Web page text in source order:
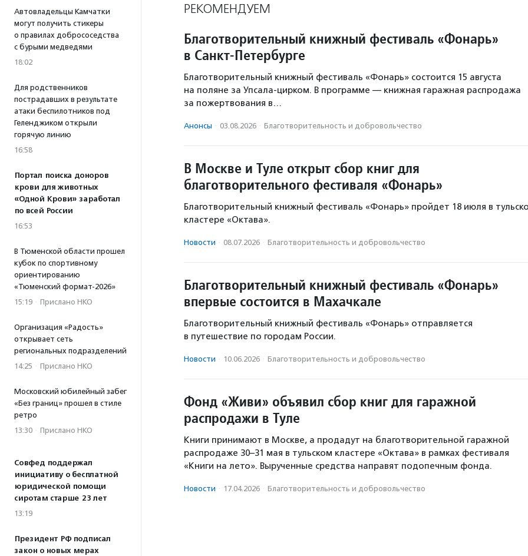
Автовладельцы Камчатки
могут получить стикеры
о правилах добрососедства
с бурыми медведями
18:02
Для родственников
пострадавших в результате
атаки беспилотников под
Геленджиком открыли
горячую линию
16:58
Портал поиска доноров
крови для животных
«Одной Крови» заработал
по всей России
16:53
В Тюменской области прошел
кубок по спортивному
ориентированию
«Тюменский формат-2026»
15:19 · Прислано НКО
Организация «Радость»
открывает сеть
региональных подразделений
14:25 · Прислано НКО
Московский юбилейный забег
«Без границ» прошел в стиле
ретро
13:30 · Прислано НКО
Совфед поддержал
инициативу о бесплатной
юридической помощи
сиротам старше 23 лет
13:19
Президент РФ подписал
закон о новых мерах
РЕКОМЕНДУЕМ
Благотворительный книжный фестиваль «Фонарь»
в Санкт-Петербурге
Благотворительный книжный фестиваль «Фонарь» состоится 15 августа
на поляне за Упсала-цирком. В программе — книжная гаражная распродажа
за пожертвования в…
Анонсы · 03.08.2026 · Благотвори­тель­ность и доброволь­чест­во
В Москве и Туле открыт сбор книг для
благотворительного фестиваля «Фонарь»
Благотворительный книжный фестиваль «Фонарь» пройдет 18 июля в
кластере «Октава».
Новости · 08.07.2026 · Благотвори­тель­ность и доброволь­чест­во
Благотворительный книжный фестиваль «Фонарь»
впервые состоится в Махачкале
Благотворительный книжный фестиваль «Фонарь» отправляется
в путешествие по городам России.
Новости · 10.06.2026 · Благотвори­тель­ность и доброволь­чест­во
Фонд «Живи» объявил сбор книг для гаражной
распродажи в Туле
Книги принимают в Москве, а продадут на благотворительной гаражной
распродаже 30–31 мая в тульском кластере «Октава» в рамках фестиваля
«Книги на лето». Вырученные средства направят подопечным фонда.
Новости · 17.04.2026 · Благотвори­тель­ность и доброволь­чест­во